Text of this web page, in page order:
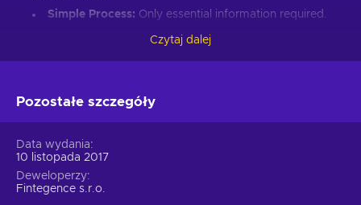
Simple Process: Only essential information required.
Introduce loved ones to Ethereum’s world.
Set up an Ethereum-compatible wallet.
Input your ETH voucher code.
Provide your email for confirmation.
Choose Ethereum (ETH).
Czytaj dalej
Pozostałe szczegóły
Data wydania
10 listopada 2017
Deweloperzy
Fintegence s.r.o.